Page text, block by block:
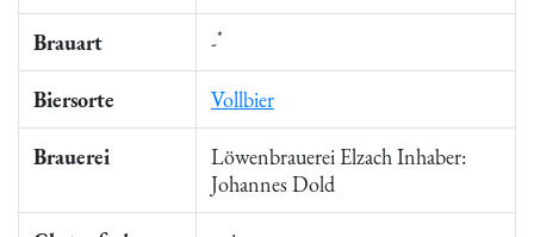
Brauart -*
Biersorte Vollbier
Brauerei
Löwenbrauerei Elzach Inhaber:
Johannes Dold